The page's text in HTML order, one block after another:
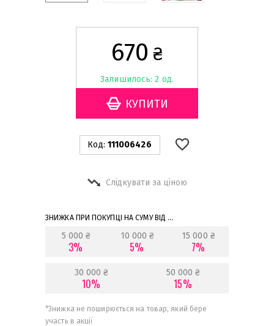
670 ₴
Залишилось: 2 од.
Код: 111006426
Слідкувати за ціною
ЗНИЖКА ПРИ ПОКУПЦІ НА СУМУ ВІД ...
5 000 ₴
3%
10 000 ₴
5%
15 000 ₴
7%
30 000 ₴
10%
50 000 ₴
15%
*Знижка не поширюється на товар, який бере
участь в акції